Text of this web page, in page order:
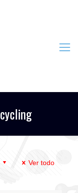
Ver todo